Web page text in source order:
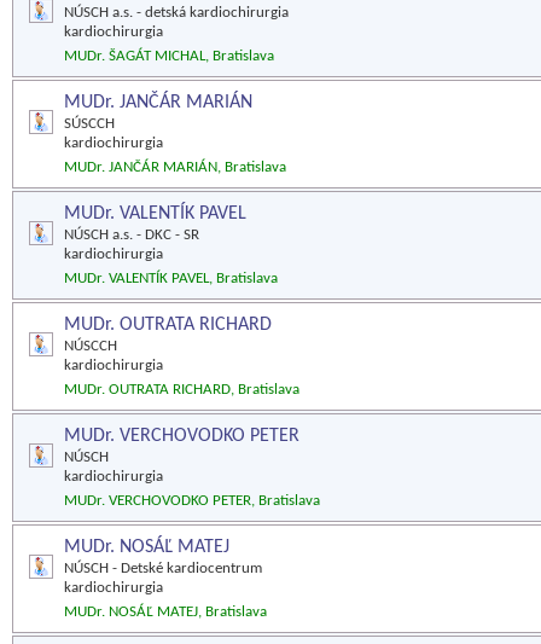
NÚSCH a.s. - detská kardiochirurgia
kardiochirurgia
MUDr. ŠAGÁT MICHAL, Bratislava
MUDr. JANČÁR MARIÁN
SÚSCCH
kardiochirurgia
MUDr. JANČÁR MARIÁN, Bratislava
MUDr. VALENTÍK PAVEL
NÚSCH a.s. - DKC - SR
kardiochirurgia
MUDr. VALENTÍK PAVEL, Bratislava
MUDr. OUTRATA RICHARD
NÚSCCH
kardiochirurgia
MUDr. OUTRATA RICHARD, Bratislava
MUDr. VERCHOVODKO PETER
NÚSCH
kardiochirurgia
MUDr. VERCHOVODKO PETER, Bratislava
MUDr. NOSÁĽ MATEJ
NÚSCH - Detské kardiocentrum
kardiochirurgia
MUDr. NOSÁĽ MATEJ, Bratislava